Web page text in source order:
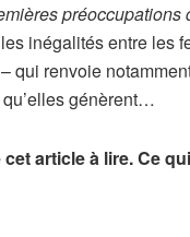
préoccupations
inégalités entre les
– qui renvoie
génèrent…
cet article à lire. Ce